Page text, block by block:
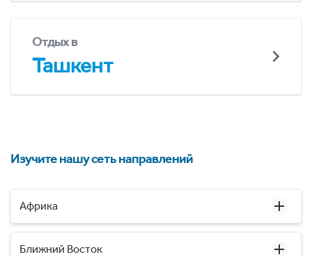
Отдых в
Ташкент
Изучите нашу сеть направлений
Африка
Ближний Восток